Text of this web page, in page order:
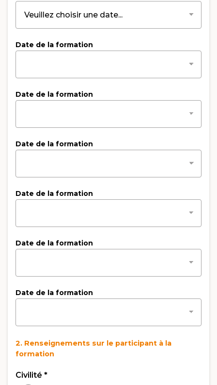
Date de la formation
Date de la formation
Date de la formation
Date de la formation
Date de la formation
Date de la formation
2. Renseignements sur le participant à la
formation
Civilité *